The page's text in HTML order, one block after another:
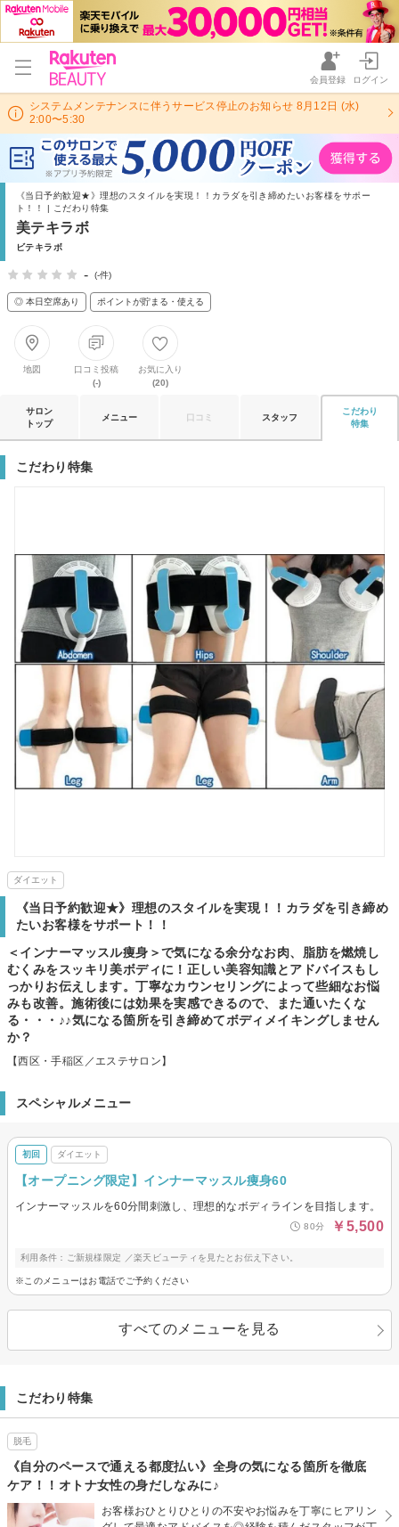
会員登録 ログイン
システムメンテナンスに伴うサービス停止のお知らせ 8月12日 (水)
2:00〜5:30
《当日予約歓迎★》理想のスタイルを実現！！カラダを引き締めたいお客様をサポー
ト！！ | こだわり特集
美テキラボ
ビテキラボ
- (-件)
◎ 本日空席あり ポイントが貯まる・使える
地図
口コミ投稿
(-)
お気に入り
(20)
サロン
トップ
メニュー 口コミ スタッフ
こだわり
特集
こだわり特集
ダイエット
《当日予約歓迎★》理想のスタイルを実現！！カラダを引き締め
たいお客様をサポート！！
＜インナーマッスル痩身＞で気になる余分なお肉、脂肪を燃焼し
むくみをスッキリ美ボディに！正しい美容知識とアドバイスもし
っかりお伝えします。丁寧なカウンセリングによって些細なお悩
みも改善。施術後には効果を実感できるので、また通いたくな
る・・・♪♪気になる箇所を引き締めてボディメイキングしません
か？
【西区・手稲区／エステサロン】
スペシャルメニュー
初回 ダイエット
【オープニング限定】インナーマッスル痩身60
インナーマッスルを60分間刺激し、理想的なボディラインを目指します。
80分 ￥5,500
利用条件：ご新規様限定 ／楽天ビューティを見たとお伝え下さい。
※このメニューはお電話でご予約ください
すべてのメニューを見る
こだわり特集
脱毛
《自分のペースで通える都度払い》全身の気になる箇所を徹底
ケア！！オトナ女性の身だしなみに♪
お客様おひとりひとりの不安やお悩みを丁寧にヒアリン